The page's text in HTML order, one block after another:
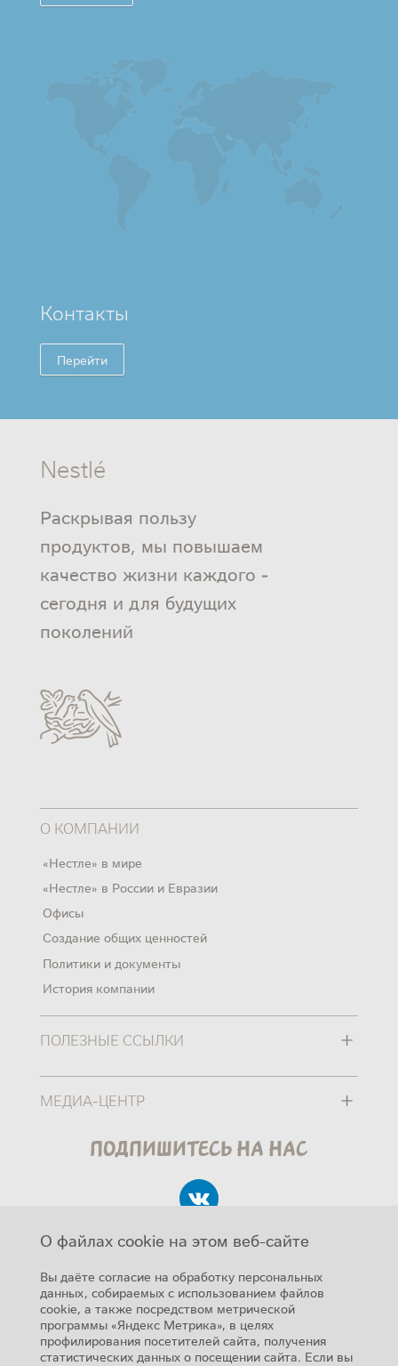
Контакты
Перейти
Nestlé
Раскрывая пользу
продуктов, мы повышаем
качество жизни каждого -
сегодня и для будущих
поколений
О КОМПАНИИ
«Нестле» в мире
«Нестле» в России и Евразии
Офисы
Создание общих ценностей
Политики и документы
История компании
ПОЛЕЗНЫЕ ССЫЛКИ +
МЕДИА-ЦЕНТР +
Подпишитесь на нас
SUB FOOTER MENU
Авторские права
Карта сайта
О файлах cookie на этом веб-сайте
Вы даёте согласие на обработку персональных
данных, собираемых с использованием файлов
cookie, а также посредством метрической
программы «Яндекс Метрика», в целях
профилирования посетителей сайта, получения
статистических данных о посещении сайта. Если вы